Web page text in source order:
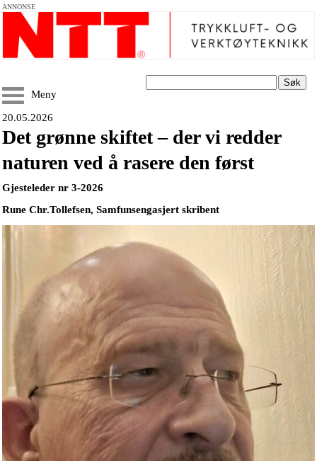
ANNONSE
Søk
Meny
20.05.2026
Det grønne skiftet – der vi redder
naturen ved å rasere den først
Gjesteleder nr 3-2026
Rune Chr.Tollefsen, Samfunsengasjert skribent